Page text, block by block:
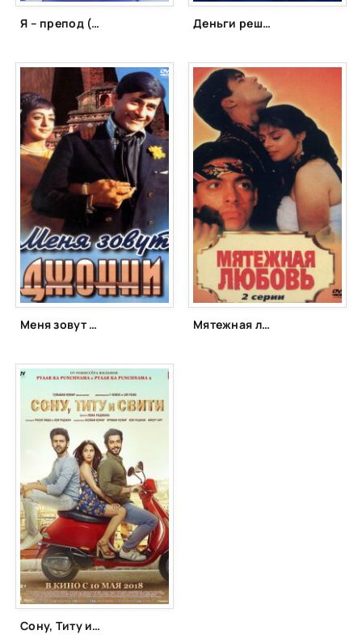
Я – препод (2018) Деньги решают всё! (2008)
Меня зовут Джонни (1970) Мятежная любовь (1990)
Сону, Титу и Свити (2018)